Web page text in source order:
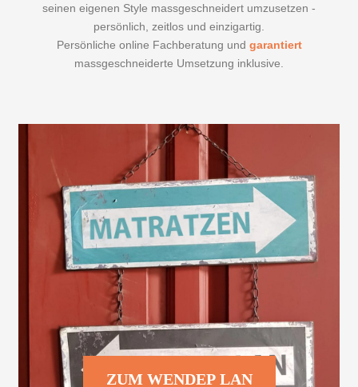
seinen eigenen Style massgeschneidert umzusetzen -
persönlich, zeitlos und einzigartig.
Persönliche online Fachberatung und garantiert
massgeschneiderte Umsetzung inklusive.
ZUM WENDEP LAN